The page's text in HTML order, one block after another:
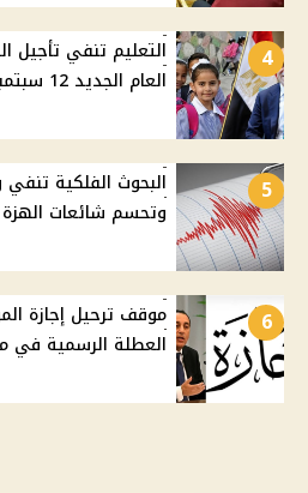
4
التعليم تنفي تأجيل
العام الجديد 12 سبتمبر والدولية 6 سبتمبر
5
البحوث الفلكية
وتحسم شائعات الهزة
6
العطلة الرسمية في